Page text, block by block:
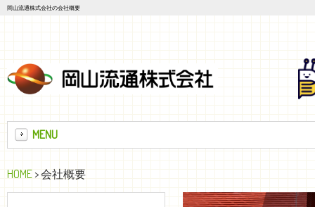
岡山流通株式会社の会社概要
MENU
HOME > 会社概要